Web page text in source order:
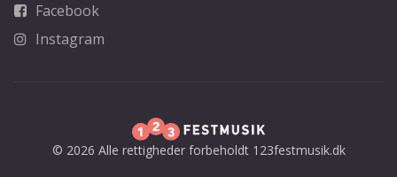
Facebook
Instagram
© 2026 Alle rettigheder forbeholdt 123festmusik.dk